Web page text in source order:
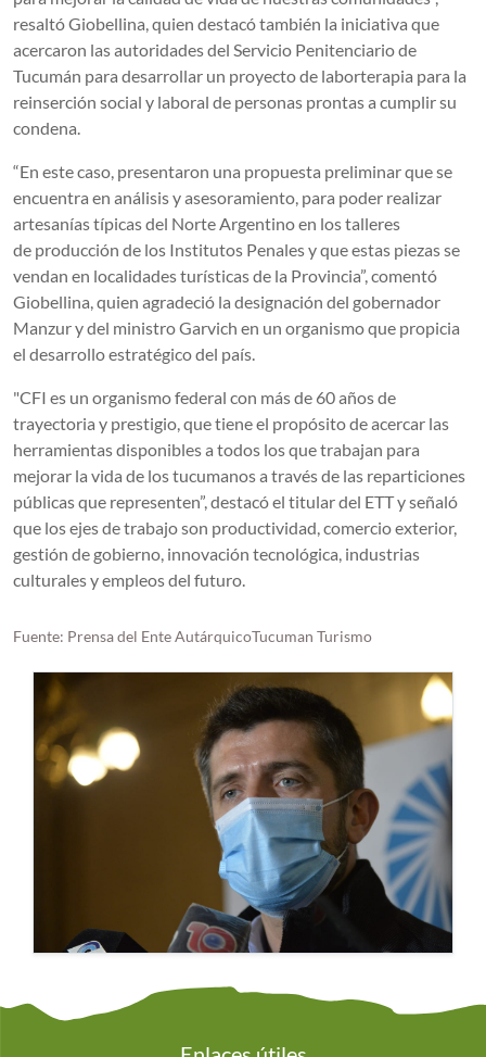
resaltó Giobellina, quien destacó también la iniciativa que
acercaron las autoridades del Servicio Penitenciario de
Tucumán para desarrollar un proyecto de laborterapia para la
reinserción social y laboral de personas prontas a cumplir su
condena.
“En este caso, presentaron una propuesta preliminar que se
encuentra en análisis y asesoramiento, para poder realizar
artesanías típicas del Norte Argentino en los talleres
de producción de los Institutos Penales y que estas piezas se
vendan en localidades turísticas de la Provincia”, comentó
Giobellina, quien agradeció la designación del gobernador
Manzur y del ministro Garvich en un organismo que propicia
el desarrollo estratégico del país.
"CFI es un organismo federal con más de 60 años de
trayectoria y prestigio, que tiene el propósito de acercar las
herramientas disponibles a todos los que trabajan para
mejorar la vida de los tucumanos a través de las reparticiones
públicas que representen”, destacó el titular del ETT y señaló
que los ejes de trabajo son productividad, comercio exterior,
gestión de gobierno, innovación tecnológica, industrias
culturales y empleos del futuro.
Fuente: Prensa del Ente AutárquicoTucuman Turismo